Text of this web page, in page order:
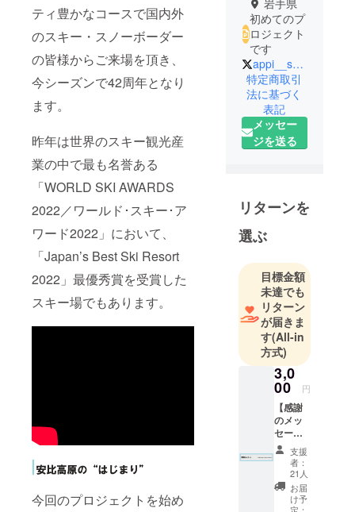
ティ豊かなコースで国内外
のスキー・スノーボーダー
の皆様からご来場を頂き、
今シーズンで42周年となり
ます。
昨年は世界のスキー観光産
業の中で最も名誉ある
「WORLD SKI AWARDS
2022／ワールド･スキー･ア
ワード2022」において、
「Japan’s Best Ski Resort
2022」最優秀賞を受賞した
スキー場でもあります。
今回のプロジェクトを始め
岩手県
初めてのプ
ロジェクト
です
appi__snow
特定商取引
法に基づく
表記
メッセー
ジを送る
リターンを
選ぶ
目標金額
未達でも
リターン
が届きま
す(All-in
方式)
3,0
00 円
【感謝
のメッ
セー
ジ】 安
比高原
から心
を込め
て感謝
のメッ
支援
者：
21人
お届
け予